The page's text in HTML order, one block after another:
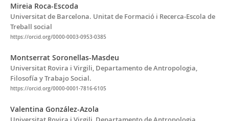
Mireia Roca-Escoda
Universitat de Barcelona. Unitat de Formació i Recerca-Escola de
Treball social
https://orcid.org/0000-0003-0953-0385
Montserrat Soronellas-Masdeu
Universitat Rovira i Virgili, Departamento de Antropologia,
Filosofía y Trabajo Social.
https://orcid.org/0000-0001-7816-6105
Valentina González-Azola